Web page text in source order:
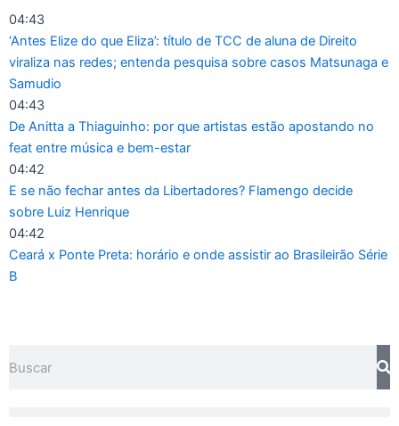
04:43
‘Antes Elize do que Eliza’: título de TCC de aluna de Direito
viraliza nas redes; entenda pesquisa sobre casos Matsunaga e
Samudio
04:43
De Anitta a Thiaguinho: por que artistas estão apostando no
feat entre música e bem-estar
04:42
E se não fechar antes da Libertadores? Flamengo decide
sobre Luiz Henrique
04:42
Ceará x Ponte Preta: horário e onde assistir ao Brasileirão Série
B